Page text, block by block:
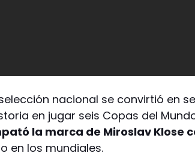
nacional se convirtió en
en jugar seis Copas del
la marca de Miroslav Klose
en los mundiales.